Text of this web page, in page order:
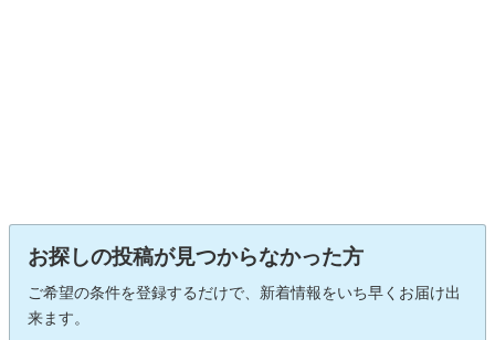
お探しの投稿が見つからなかった方
ご希望の条件を登録するだけで、新着情報をいち早くお届け出
来ます。